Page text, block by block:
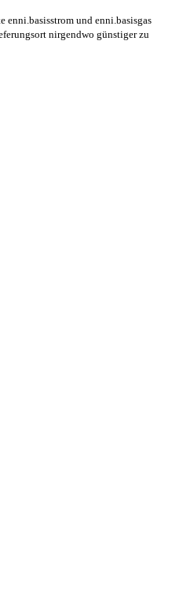
enni.basisstrom und enni.basisgas
nirgendwo günstiger zu